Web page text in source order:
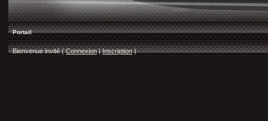
Portail
Bienvenue invité ( Connexion |Inscription)